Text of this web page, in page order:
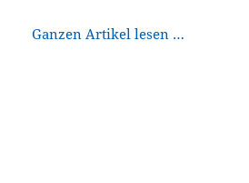
Ganzen Artikel lesen …